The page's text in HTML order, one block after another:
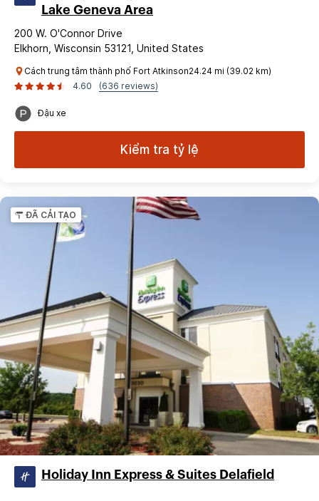
Lake Geneva Area
200 W. O'Connor Drive
Elkhorn, Wisconsin 53121, United States
Cách trung tâm thành phố Fort Atkinson24.24 mi (39.02 km)
4.60
(636 reviews)
Đậu xe
Kiểm tra tỷ lệ
ĐÃ CẢI TẠO
Holiday Inn Express & Suites Delafield